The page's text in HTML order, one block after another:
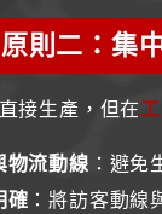
則二：集
接生產，但在
物流動線 ：避免
確 ：將訪客動線